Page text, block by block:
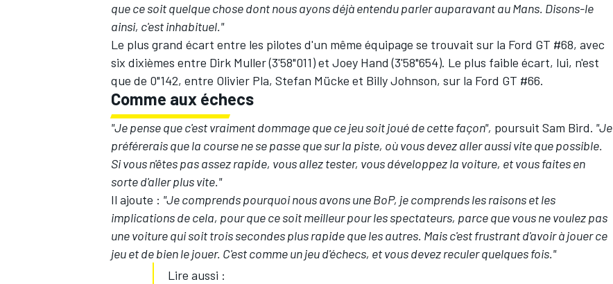
que ce soit quelque chose dont nous ayons déjà entendu parler auparavant au Mans. Disons-le
ainsi, c'est inhabituel."
Le plus grand écart entre les pilotes d'un même équipage se trouvait sur la Ford GT #68, avec
six dixièmes entre Dirk Muller (3'58"011) et Joey Hand (3'58"654). Le plus faible écart, lui, n'est
que de 0"142, entre Olivier Pla, Stefan Mücke et Billy Johnson, sur la Ford GT #66.
Comme aux échecs
"Je pense que c'est vraiment dommage que ce jeu soit joué de cette façon", poursuit Sam Bird. "Je
préférerais que la course ne se passe que sur la piste, où vous devez aller aussi vite que possible.
Si vous n'êtes pas assez rapide, vous allez tester, vous développez la voiture, et vous faites en
sorte d'aller plus vite."
Il ajoute : "Je comprends pourquoi nous avons une BoP, je comprends les raisons et les
implications de cela, pour que ce soit meilleur pour les spectateurs, parce que vous ne voulez pas
une voiture qui soit trois secondes plus rapide que les autres. Mais c'est frustrant d'avoir à jouer ce
jeu et de bien le jouer. C'est comme un jeu d'échecs, et vous devez reculer quelques fois."
Lire aussi :